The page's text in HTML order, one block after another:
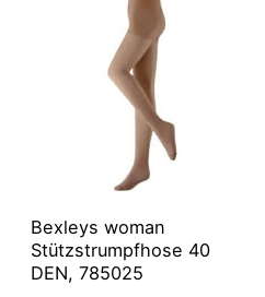
Bexleys woman
Stützstrumpfhose 40
DEN, 785025